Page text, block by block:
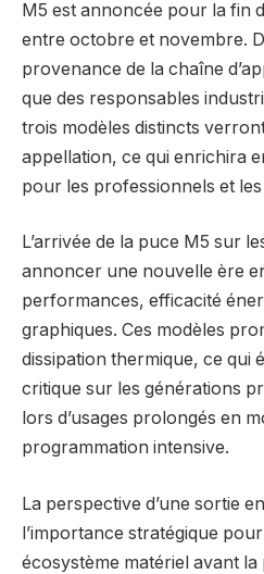
M5 est annoncée pour la fin
entre octobre et novembre.
provenance de la chaîne
que des responsables
trois modèles distincts
appellation, ce qui enrichira
pour les professionnels et
L’arrivée de la puce M5 sur
annoncer une nouvelle ère
performances, efficacité
graphiques. Ces modèles
dissipation thermique, ce qui
critique sur les générations
lors d’usages prolongés en
programmation intensive.
La perspective d’une sortie
l’importance stratégique
écosystème matériel avant la